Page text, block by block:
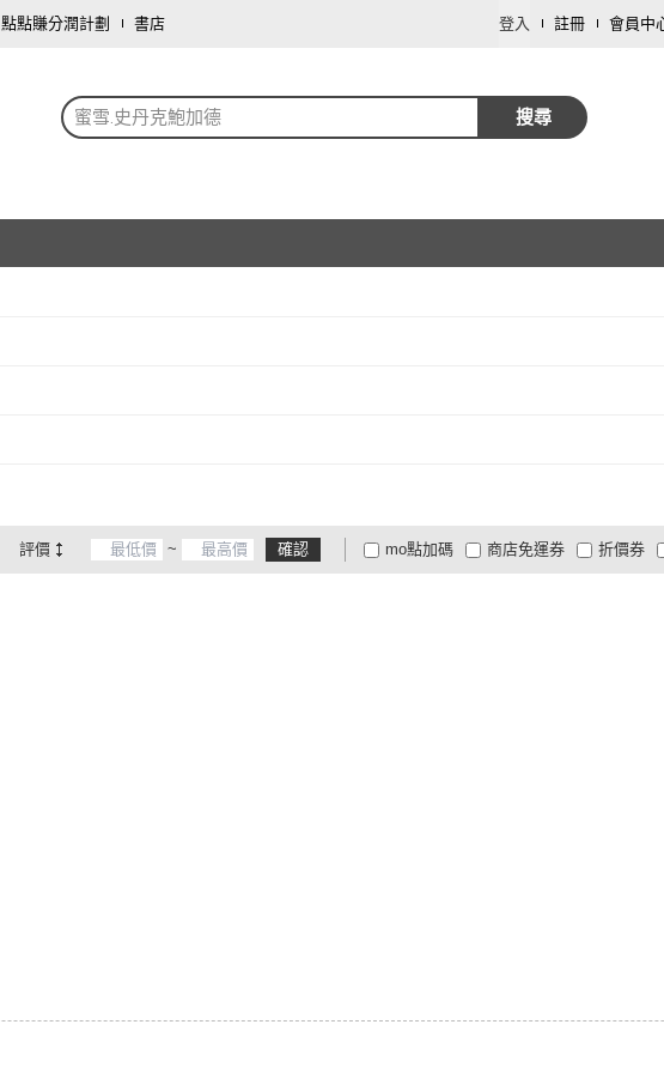
點點賺分潤計劃 書店 登入 註冊 會員中
蜜雪.史丹克鮑加德 搜尋
評價 ~ 確認
折價券
商品
mo點加碼
大家電安心配
大家電快配
商店免運券